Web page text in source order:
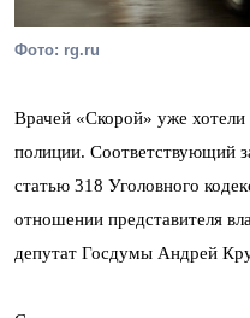
Фото: rg.ru
Врачей «Скорой» уже хотели
полиции. Соответствующий
статью 318 Уголовного
отношении представителя
депутат Госдумы Андрей